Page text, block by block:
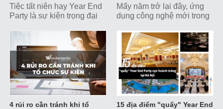
Tiệc tất niên hay Year End
Party là sự kiện trọng đại
nhằm tổng kết năm cũ, đón
chào năm mới, đồng thời
gắn kết nội bộ và quảng bá
hình ảnh doanh nghiệp.
Mấy năm trở lại đây, ứng
dụng công nghệ mới trong
xu hướng phổ biến. Cùng
tìm hiểu Top 5 công nghệ
mới giúp sự kiện gây ấn
tượng cực mạnh nhé!
4 rủi ro cần tránh khi tổ
15 địa điểm "quẩy" Year End